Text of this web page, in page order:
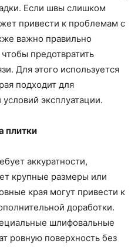
Если швы слишком
привести к проблемам с
важно правильно
предотвратить
Для этого используется
подходит для
эксплуатации.
плитки
аккуратности,
крупные размеры или
края могут привести к
доработки.
шлифовальные
ровную поверхность без